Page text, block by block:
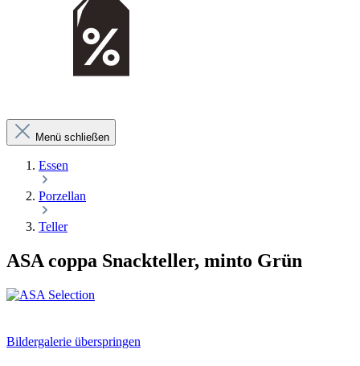
Menü schließen
Essen
Porzellan
Teller
ASA coppa Snackteller, minto Grün
Bildergalerie überspringen